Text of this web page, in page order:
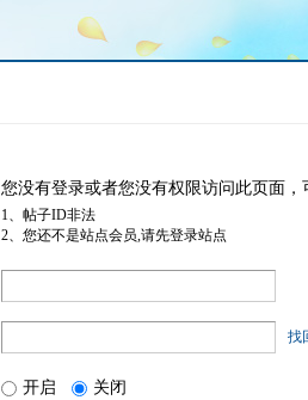
您没有登录或者您没有权限访问此页面
1、帖子ID非法
2、您还不是站点会员,请先登录站点
找
开启 关闭